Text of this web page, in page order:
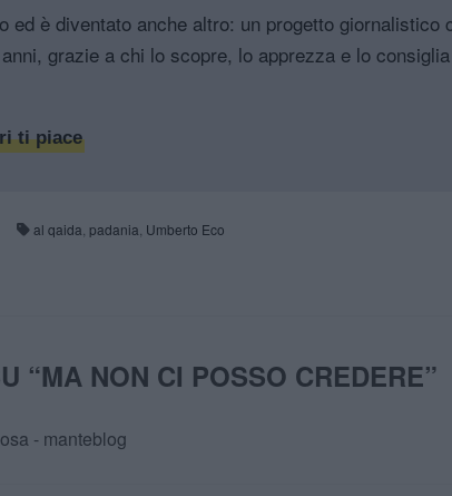
ed è diventato anche altro: un progetto giornalistico
grazie a chi lo scopre, lo apprezza e lo
ti piace
al qaida padania Umberto Eco
“MA NON CI POSSO CREDERE”
- manteblog